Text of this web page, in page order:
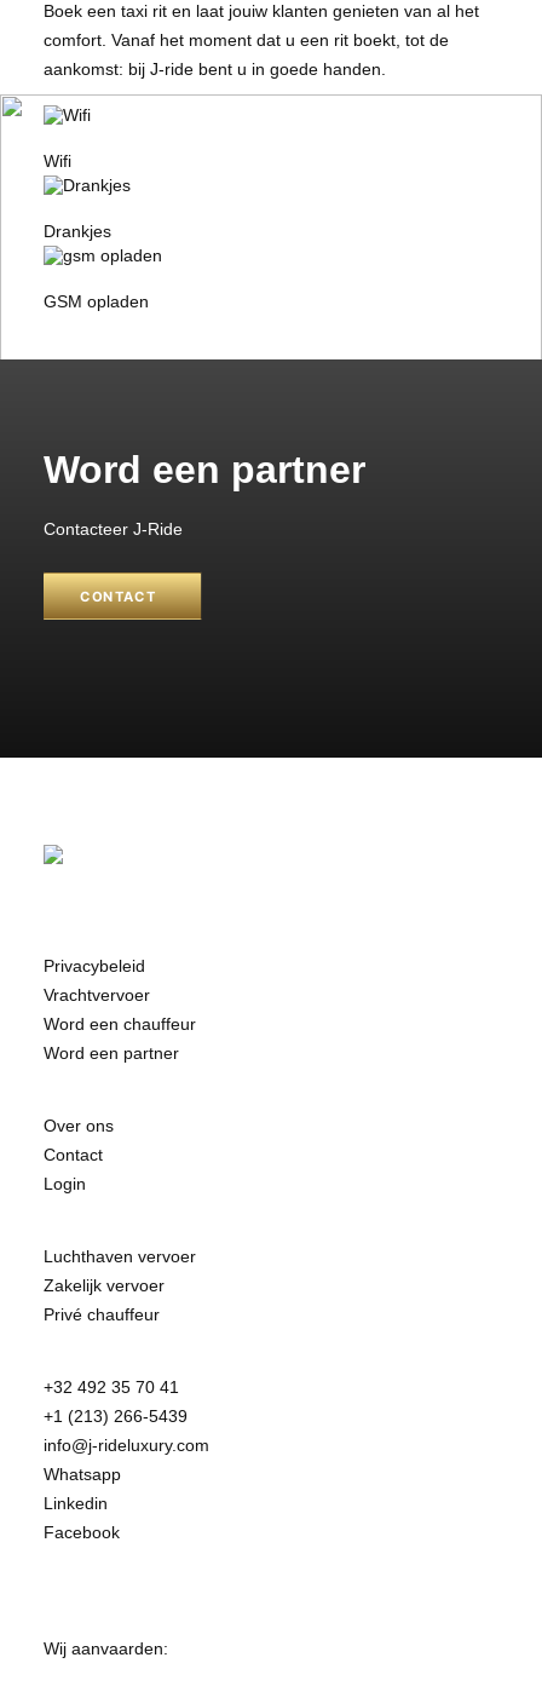
Boek een taxi rit en laat jouiw klanten genieten van al het
comfort. Vanaf het moment dat u een rit boekt, tot de
aankomst: bij J-ride bent u in goede handen.
Wifi
Drankjes
GSM opladen
Word een partner
Contacteer J-Ride
CONTACT
Privacybeleid
Vrachtvervoer
Word een chauffeur
Word een partner
Over ons
Contact
Login
Luchthaven vervoer
Zakelijk vervoer
Privé chauffeur
+32 492 35 70 41
+1 (213) 266-5439
info@j-rideluxury.com
Whatsapp
Linkedin
Facebook
Wij aanvaarden: